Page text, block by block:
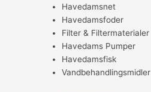
Havedamsnet
Havedamsfoder
Filter & Filtermaterialer
Havedams Pumper
Havedamsfisk
Vandbehandlingsmidler